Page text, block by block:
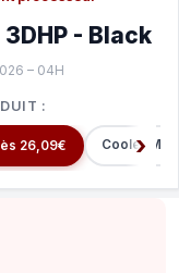
- Black
– 04H
:
26,09€ Cooler